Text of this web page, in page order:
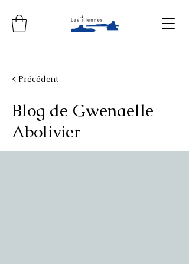
< Précédent
Blog de Gwenaelle
Abolivier